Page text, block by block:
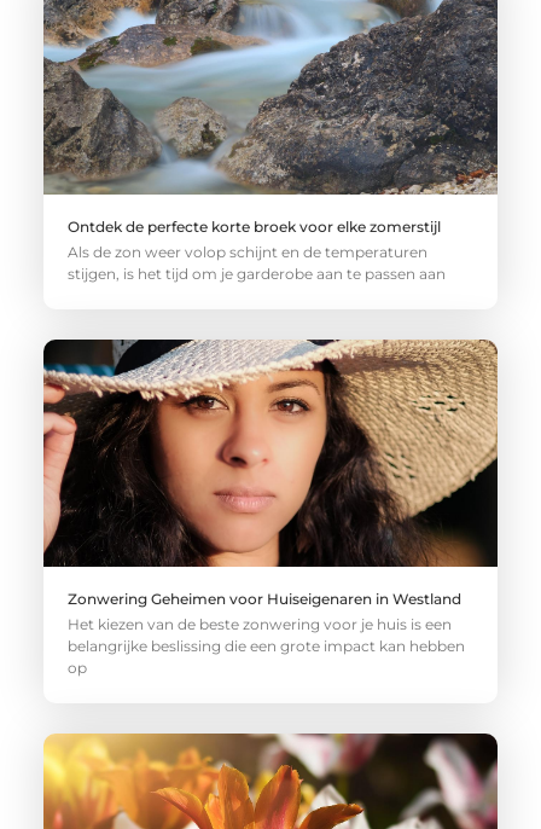
Ontdek de perfecte korte broek voor elke zomerstijl
Als de zon weer volop schijnt en de temperaturen
stijgen, is het tijd om je garderobe aan te passen aan
Zonwering Geheimen voor Huiseigenaren in Westland
Het kiezen van de beste zonwering voor je huis is een
belangrijke beslissing die een grote impact kan hebben
op